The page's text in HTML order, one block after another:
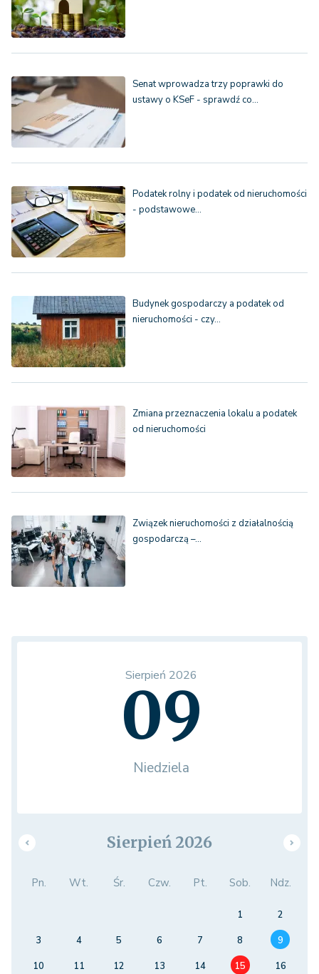
Senat wprowadza trzy poprawki do
ustawy o KSeF - sprawdź co…
Podatek rolny i podatek od nieruchomości
- podstawowe…
Budynek gospodarczy a podatek od
nieruchomości - czy…
Zmiana przeznaczenia lokalu a podatek
od nieruchomości
Związek nieruchomości z działalnością
gospodarczą –…
Sierpień 2026
09
Niedziela
Sierpień 2026
Pn. Wt. Śr. Czw. Pt. Sob. Ndz.
1
2
3
4 5 6 7 8
9
10
11 12 13 14 15
16